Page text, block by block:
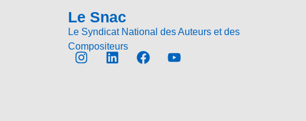
Le Snac
Le Syndicat National des Auteurs et des
Compositeurs